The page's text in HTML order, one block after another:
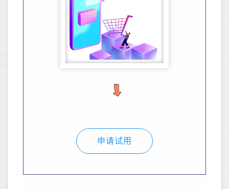
申请试用